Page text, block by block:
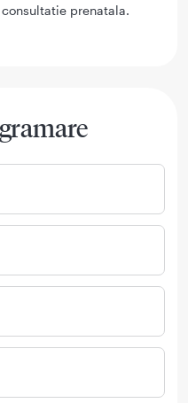
prenatala.